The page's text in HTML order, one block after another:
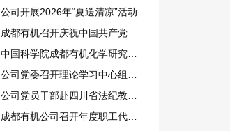
公司开展2026年“夏送清凉”活动
成都有机召开庆祝中国共产党成立105周年表彰大会
中国科学院成都有机化学研究所 2027年接收推荐免试生(含直博生)招生简章
公司党委召开理论学习中心组（扩大）会议
公司党员干部赴四川省法纪教育基地开展警示教育活动
成都有机公司召开年度职工代表大会